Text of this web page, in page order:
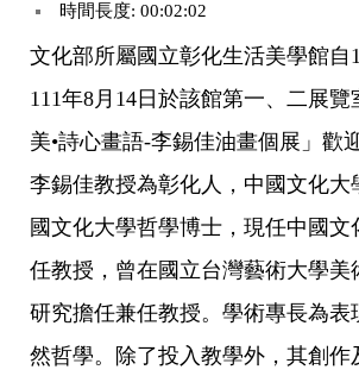
時間長度: 00:02:02
文化部所屬國立彰化生活美學館自
111年8月14日於該館第一、二展
美•詩心畫語-李錫佳油畫個展」歡
李錫佳教授為彰化人，中國文化大
國文化大學哲學博士，現任中國
任教授，曾在國立台灣藝術大學美
研究擔任兼任教授。學術專長為表
然哲學。除了投入教學外，其創作